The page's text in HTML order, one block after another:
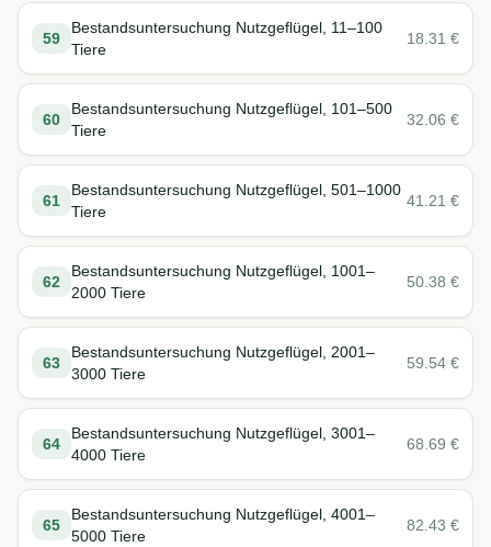
59
Bestandsuntersuchung Nutzgeflügel, 11–100
Tiere
18.31 €
60
Bestandsuntersuchung Nutzgeflügel, 101–500
Tiere
32.06 €
61
Bestandsuntersuchung Nutzgeflügel, 501–1000
Tiere
41.21 €
62
Bestandsuntersuchung Nutzgeflügel, 1001–
2000 Tiere
50.38 €
63
Bestandsuntersuchung Nutzgeflügel, 2001–
3000 Tiere
59.54 €
64
Bestandsuntersuchung Nutzgeflügel, 3001–
4000 Tiere
68.69 €
65
Bestandsuntersuchung Nutzgeflügel, 4001–
5000 Tiere
82.43 €